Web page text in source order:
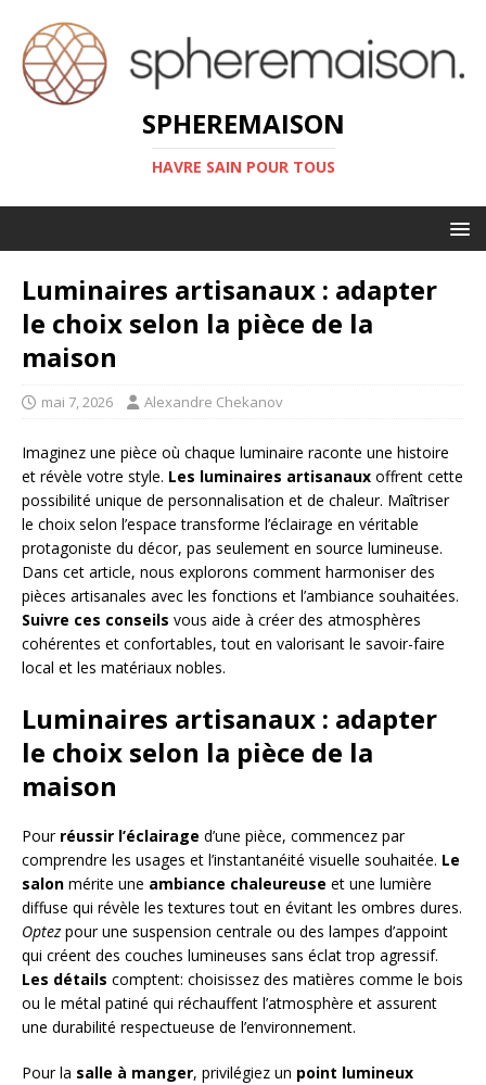
SPHEREMAISON
HAVRE SAIN POUR TOUS
Luminaires artisanaux : adapter
le choix selon la pièce de la
maison
mai 7, 2026 Alexandre Chekanov
Imaginez une pièce où chaque luminaire raconte une histoire
et révèle votre style. Les luminaires artisanaux offrent cette
possibilité unique de personnalisation et de chaleur. Maîtriser
le choix selon l’espace transforme l’éclairage en véritable
protagoniste du décor, pas seulement en source lumineuse.
Dans cet article, nous explorons comment harmoniser des
pièces artisanales avec les fonctions et l’ambiance souhaitées.
Suivre ces conseils vous aide à créer des atmosphères
cohérentes et confortables, tout en valorisant le savoir-faire
local et les matériaux nobles.
Luminaires artisanaux : adapter
le choix selon la pièce de la
maison
Pour réussir l’éclairage d’une pièce, commencez par
comprendre les usages et l’instantanéité visuelle souhaitée. Le
salon mérite une ambiance chaleureuse et une lumière
diffuse qui révèle les textures tout en évitant les ombres dures.
Optez pour une suspension centrale ou des lampes d’appoint
qui créent des couches lumineuses sans éclat trop agressif.
Les détails comptent: choisissez des matières comme le bois
ou le métal patiné qui réchauffent l’atmosphère et assurent
une durabilité respectueuse de l’environnement.
Pour la salle à manger, privilégiez un point lumineux